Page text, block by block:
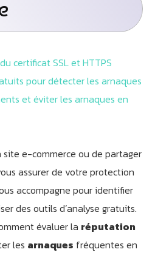
certificat SSL et HTTPS
pour détecter les arnaques
et éviter les arnaques en
site e-commerce ou de partager
assurer de votre protection
accompagne pour identifier
des outils d’analyse gratuits.
évaluer la réputation
les arnaques fréquentes en